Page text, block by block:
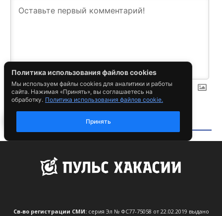
Св-во регистрации СМИ:серия Эл № ФС77-75058 от 22.02.2019 выдано